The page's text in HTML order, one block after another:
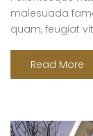
malesuada
quam, feugiat
ultricies mi
sit amet est et
Read More